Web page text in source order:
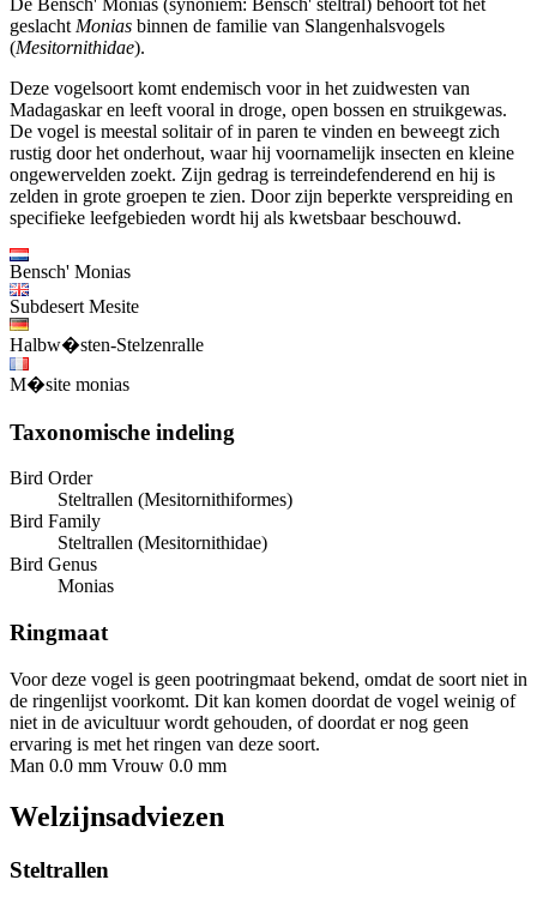
De Bensch' Monias (synoniem: Bensch' steltral) behoort tot het
geslacht Monias binnen de familie van Slangenhalsvogels
(Mesitornithidae).
Deze vogelsoort komt endemisch voor in het zuidwesten van
Madagaskar en leeft vooral in droge, open bossen en struikgewas.
De vogel is meestal solitair of in paren te vinden en beweegt zich
rustig door het onderhout, waar hij voornamelijk insecten en kleine
ongewervelden zoekt. Zijn gedrag is terreindefenderend en hij is
zelden in grote groepen te zien. Door zijn beperkte verspreiding en
specifieke leefgebieden wordt hij als kwetsbaar beschouwd.
Bensch' Monias
Subdesert Mesite
Halbw�sten-Stelzenralle
M�site monias
Taxonomische indeling
Bird Order
Steltrallen (Mesitornithiformes)
Bird Family
Steltrallen (Mesitornithidae)
Bird Genus
Monias
Ringmaat
Voor deze vogel is geen pootringmaat bekend, omdat de soort niet in
de ringenlijst voorkomt. Dit kan komen doordat de vogel weinig of
niet in de avicultuur wordt gehouden, of doordat er nog geen
ervaring is met het ringen van deze soort.
Man 0.0 mm Vrouw 0.0 mm
Welzijnsadviezen
Steltrallen